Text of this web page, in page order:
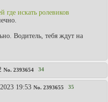
где искать ролевиков
Водитель, тебя ждут на
No. 2393654 34
19:53 No. 2393655 35